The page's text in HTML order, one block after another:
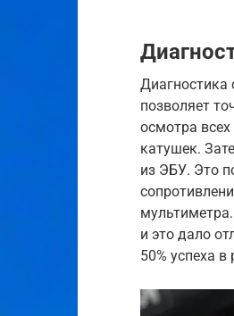
Диагностика
позволяет
осмотра
катушек.
из ЭБУ. Это
и это дало
50% успеха в